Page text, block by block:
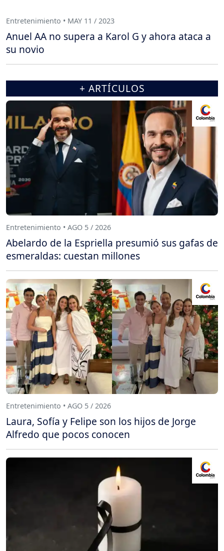
Entretenimiento • MAY 11 / 2023
Anuel AA no supera a Karol G y ahora ataca a
su novio
+ ARTÍCULOS
Entretenimiento • AGO 5 / 2026
Abelardo de la Espriella presumió sus gafas de
esmeraldas: cuestan millones
Entretenimiento • AGO 5 / 2026
Laura, Sofía y Felipe son los hijos de Jorge
Alfredo que pocos conocen